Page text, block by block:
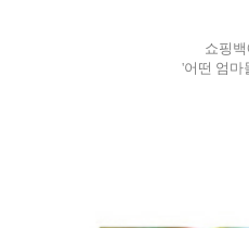
쇼핑
'어떤 엄마